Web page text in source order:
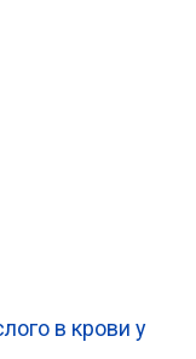
в крови у